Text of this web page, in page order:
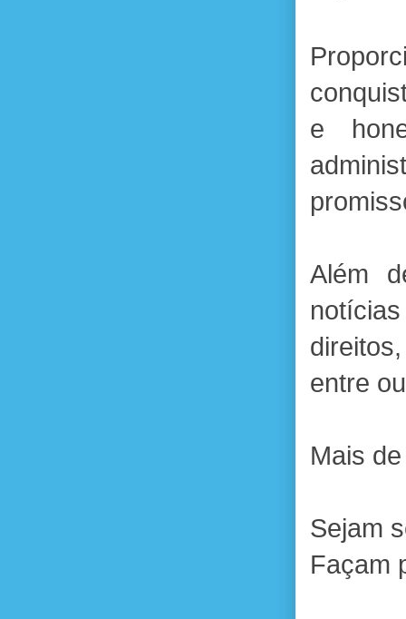
e
Além
entre
Mais
Sejam
Façam